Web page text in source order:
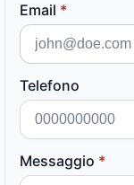
Email *
Telefono
Messaggio *